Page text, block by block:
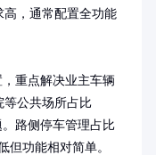
，通常配置全功能
重点解决业主车辆
等公共场所占比
路侧停车管理占比
但功能相对简单。